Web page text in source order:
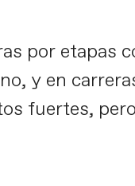
por etapas
y en
fuertes,